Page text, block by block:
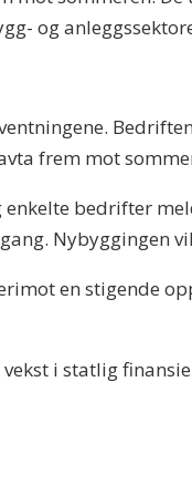
og
frem mot
bedrifter
Nybyggingen
en stigende
i statlig